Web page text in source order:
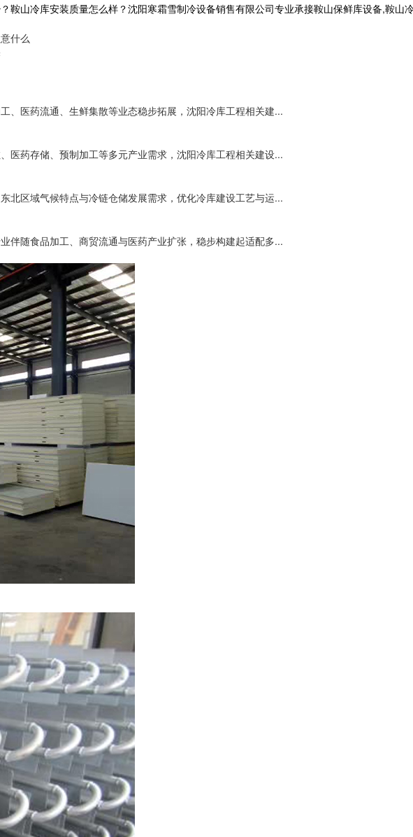
鞍山冷库安装质量怎么样？沈阳寒霜雪制冷设备销售有限公司专业承接鞍山保鲜库设备,鞍山
什么
、医药流通、生鲜集散等业态稳步拓展，沈阳冷库工程相关建...
医药存储、预制加工等多元产业需求，沈阳冷库工程相关建设...
北区域气候特点与冷链仓储发展需求，优化冷库建设工艺与运...
伴随食品加工、商贸流通与医药产业扩张，稳步构建起适配多...